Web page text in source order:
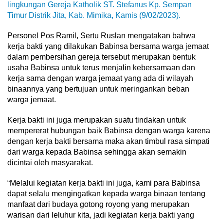
lingkungan Gereja Katholik ST. Stefanus Kp. Sempan
Timur Distrik Jita, Kab. Mimika, Kamis (9/02/2023).
Personel Pos Ramil, Sertu Ruslan mengatakan bahwa
kerja bakti yang dilakukan Babinsa bersama warga jemaat
dalam pembersihan gereja tersebut merupakan bentuk
usaha Babinsa untuk terus menjalin kebersamaan dan
kerja sama dengan warga jemaat yang ada di wilayah
binaannya yang bertujuan untuk meringankan beban
warga jemaat.
Kerja bakti ini juga merupakan suatu tindakan untuk
mempererat hubungan baik Babinsa dengan warga karena
dengan kerja bakti bersama maka akan timbul rasa simpati
dari warga kepada Babinsa sehingga akan semakin
dicintai oleh masyarakat.
“Melalui kegiatan kerja bakti ini juga, kami para Babinsa
dapat selalu mengingatkan kepada warga binaan tentang
manfaat dari budaya gotong royong yang merupakan
warisan dari leluhur kita, jadi kegiatan kerja bakti yang